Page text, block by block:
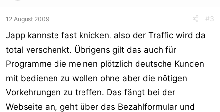
12 August 2009 #3
Japp kannste fast knicken, also der Traffic wird da
total verschenkt. Übrigens gilt das auch für
Programme die meinen plötzlich deutsche Kunden
mit bedienen zu wollen ohne aber die nötigen
Vorkehrungen zu treffen. Das fängt bei der
Webseite an, geht über das Bezahlformular und